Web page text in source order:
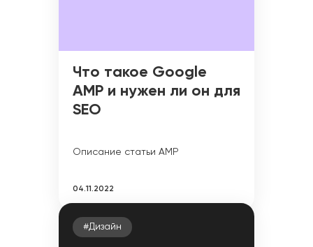
Что такое Google
AMP и нужен ли он для
SEO
Описание статьи AMP
04.11.2022
#Дизайн